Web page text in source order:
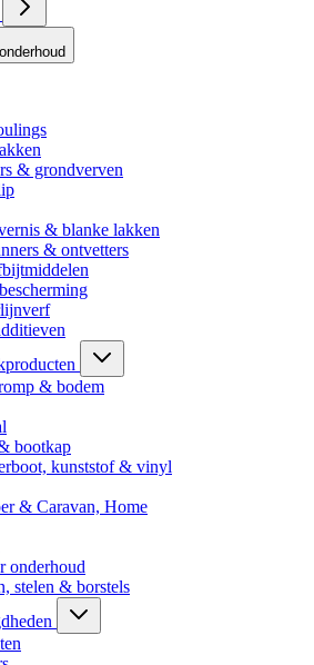
& grondverven
& blanke lakken
& ontvetters
& bodem
bootkap
kunststof & vinyl
& Caravan, Home
onderhoud
stelen & borstels